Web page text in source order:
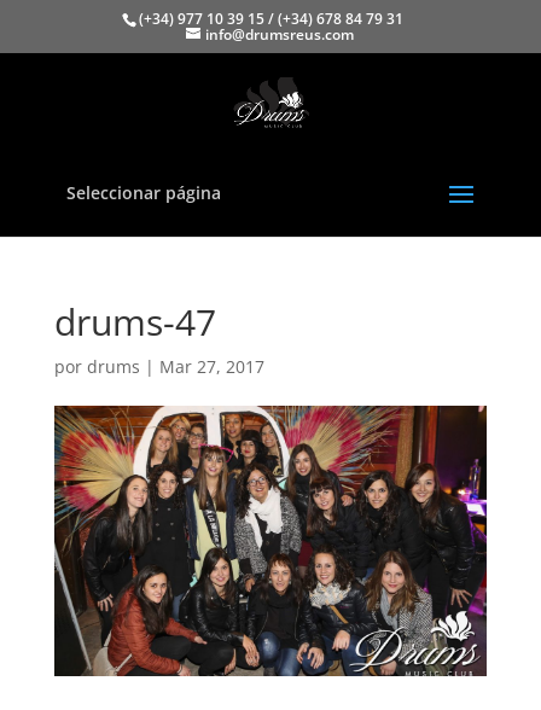
(+34) 977 10 39 15 / (+34) 678 84 79 31
info@drumsreus.com
Seleccionar página
drums-47
por drums | Mar 27, 2017